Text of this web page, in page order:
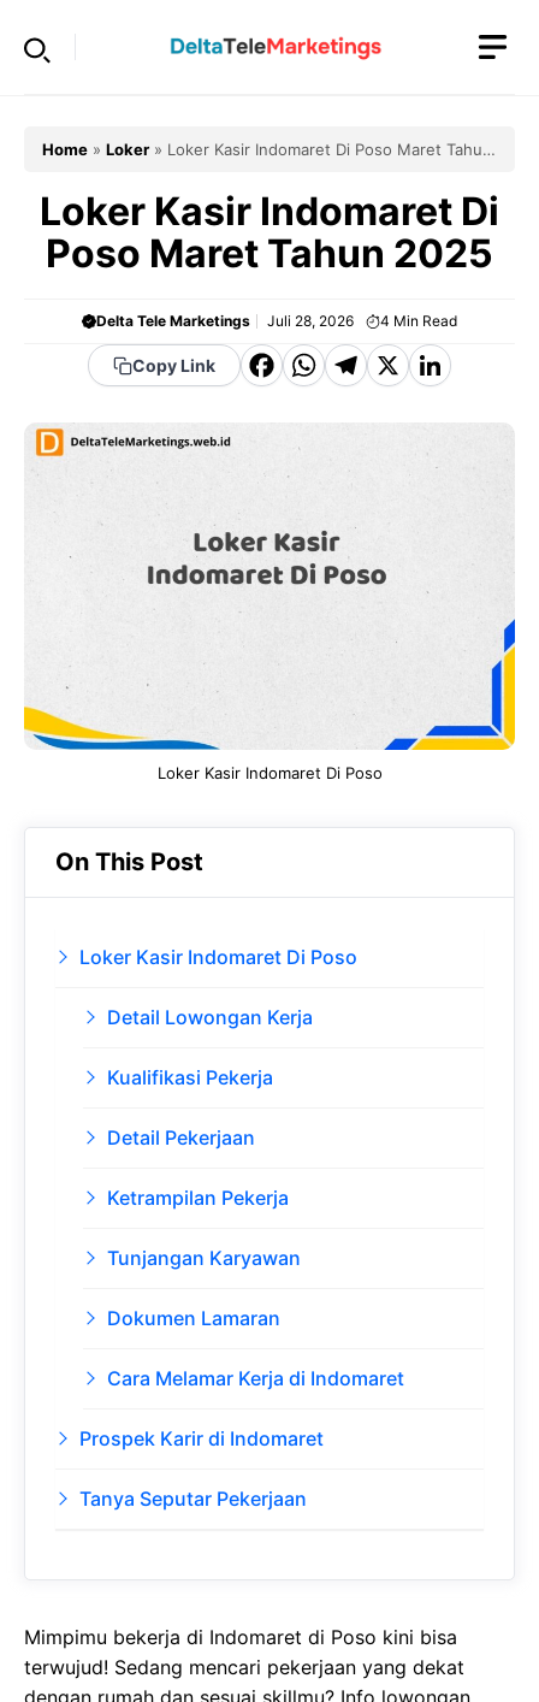
Home » Loker » Loker Kasir Indomaret Di Poso Maret Tahun
Loker Kasir Indomaret Di
Poso Maret Tahun 2025
Delta Tele Marketings Juli 28, 2026 4 Min Read
Copy Link
F
e
o
o
W
a
t
s
A
p
T
g
a
m
X Li
k
e
Loker Kasir Indomaret Di Poso
On This Post
Loker Kasir Indomaret Di Poso
Detail Lowongan Kerja
Kualifikasi Pekerja
Detail Pekerjaan
Ketrampilan Pekerja
Tunjangan Karyawan
Dokumen Lamaran
Cara Melamar Kerja di Indomaret
Prospek Karir di Indomaret
Tanya Seputar Pekerjaan
Mimpimu bekerja di Indomaret di Poso kini bisa
terwujud! Sedang mencari pekerjaan yang dekat
dengan rumah dan sesuai skillmu? Info lowongan